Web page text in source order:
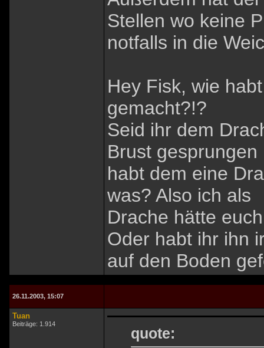
Stellen wo keine
notfalls in die
Hey Fisk, wie
gemacht?!?
Seid ihr dem
Brust gesprungen
habt dem eine
was? Also ich als
Drache hätte
Oder habt ihr ihn
auf den Boden
26.11.2003, 15:07
Tuan
Beiträge: 1.914
quote: